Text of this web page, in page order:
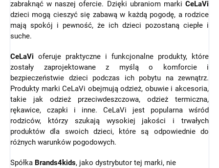
zabraknąć w naszej ofercie. Dzięki ubraniom marki CeLaVi
dzieci mogą cieszyć się zabawą w każdą pogodę, a rodzice
mają spokój i pewność, że ich dzieci pozostaną ciepłe i
suche.
CeLaVi oferuje praktyczne i funkcjonalne produkty, które
zostały zaprojektowane z myślą o komforcie i
bezpieczeństwie dzieci podczas ich pobytu na zewnątrz.
Produkty marki CeLaVi obejmują odzież, obuwie i akcesoria,
takie jak odzież przeciwdeszczowa, odzież termiczna,
rękawice, czapki i inne. CeLaVi jest popularna wśród
rodziców, którzy szukają wysokiej jakości i trwałych
produktów dla swoich dzieci, które są odpowiednie do
różnych warunków pogodowych.
Spółka Brands4kids, jako dystrybutor tej marki, nie